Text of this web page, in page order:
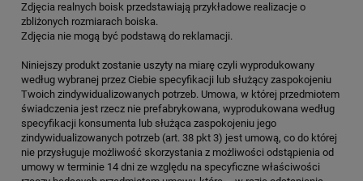
Zdjęcia realnych boisk przedstawiają przykładowe realizacje o
zbliżonych rozmiarach boiska.
Zdjęcia nie mogą być podstawą do reklamacji.
Niniejszy produkt zostanie uszyty na miarę czyli wyprodukowany
według wybranej przez Ciebie specyfikacji lub służący zaspokojeniu
Twoich zindywidualizowanych potrzeb. Umowa, w której przedmiotem
świadczenia jest rzecz nie prefabrykowana, wyprodukowana według
specyfikacji konsumenta lub służąca zaspokojeniu jego
zindywidualizowanych potrzeb (art. 38 pkt 3) jest umową, co do której
nie przysługuje możliwość skorzystania z możliwości odstąpienia od
umowy w terminie 14 dni ze względu na specyficzne właściwości